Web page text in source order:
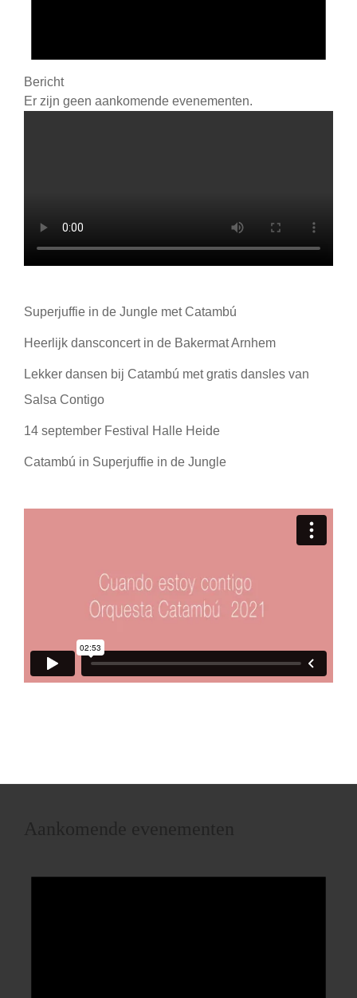
Bericht
Er zijn geen aankomende evenementen.
Superjuffie in de Jungle met Catambú
Heerlijk dansconcert in de Bakermat Arnhem
Lekker dansen bij Catambú met gratis dansles van
Salsa Contigo
14 september Festival Halle Heide
Catambú in Superjuffie in de Jungle